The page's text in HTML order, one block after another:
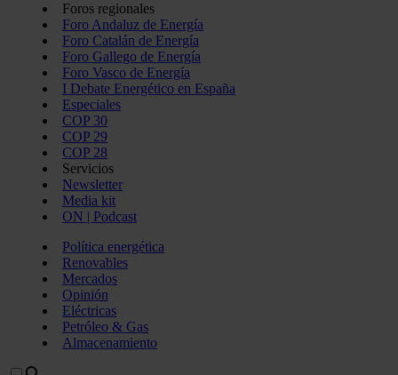
Foros regionales
Foro Andaluz de Energía
Foro Catalán de Energía
Foro Gallego de Energía
Foro Vasco de Energía
I Debate Energético en España
Especiales
COP 30
COP 29
COP 28
Servicios
Newsletter
Media kit
ON | Podcast
Política energética
Renovables
Mercados
Opinión
Eléctricas
Petróleo & Gas
Almacenamiento